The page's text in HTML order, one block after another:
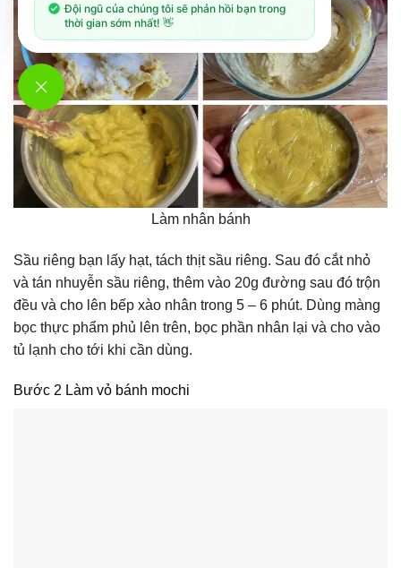
Làm nhân bánh
Sầu riêng bạn lấy hạt, tách thịt sầu riêng. Sau đó cắt nhỏ
và tán nhuyễn sầu riêng, thêm vào 20g đường sau đó trộn
đều và cho lên bếp xào nhân trong 5 – 6 phút. Dùng màng
bọc thực phẩm phủ lên trên, bọc phần nhân lại và cho vào
tủ lạnh cho tới khi cần dùng.
Bước 2 Làm vỏ bánh mochi
Đội ngũ của chúng tôi sẽ phản hồi bạn trong
thời gian sớm nhất! 👋